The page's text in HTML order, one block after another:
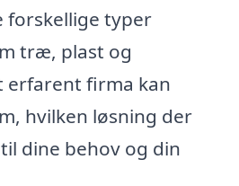
forskellige typer
træ, plast og
erfarent firma kan
hvilken løsning der
dine behov og din